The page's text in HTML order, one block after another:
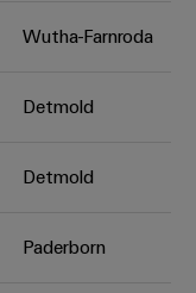
Wutha-Farnroda
Detmold
Detmold
Paderborn